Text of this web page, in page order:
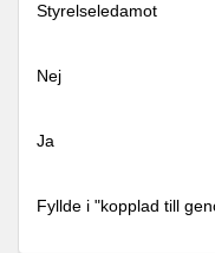
Styrelseledamot
Nej
Ja
Fyllde i "kopplad till